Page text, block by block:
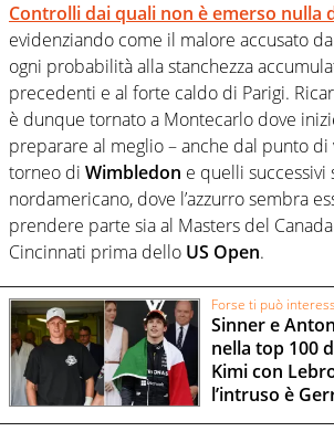
Controlli dai quali non è emerso nulla
evidenziando come il malore accusato da
ogni probabilità alla stanchezza
precedenti e al forte caldo di Parigi.
è dunque tornato a Montecarlo dove
preparare al meglio – anche dal punto di
torneo di Wimbledon e quelli successivi
nordamericano, dove l’azzurro sembra
prendere parte sia al Masters del
Cincinnati prima dello US Open.
Forse ti può
Sinner e
nella top 100
Kimi con
l’intruso è